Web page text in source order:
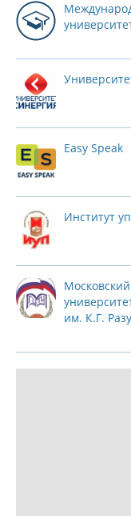
Easy Speak
Институт
им. К.Г.